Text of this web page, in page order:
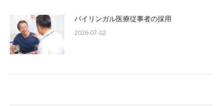
バイリンガル医療従事者の採用
2026-07-02